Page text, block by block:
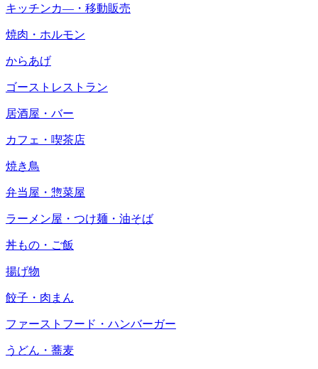
キッチンカ―・移動販売
焼肉・ホルモン
からあげ
ゴーストレストラン
居酒屋・バー
カフェ・喫茶店
焼き鳥
弁当屋・惣菜屋
ラーメン屋・つけ麺・油そば
丼もの・ご飯
揚げ物
餃子・肉まん
ファーストフード・ハンバーガー
うどん・蕎麦